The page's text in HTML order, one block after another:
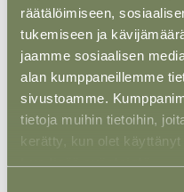
räätälöimiseen,
tukemiseen ja
jaamme sosiaalisen
alan kumppaneillemme
sivustoamme.
tietoja muihin tietoihin,
kerätty, kun olet käyttänyt
ASIAKASTARINA 25
Habeo Group Oy –